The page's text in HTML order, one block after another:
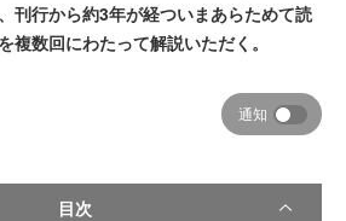
刊行から約3年が経ついまあらためて読
複数回にわたって解説いただく。
通知
目次